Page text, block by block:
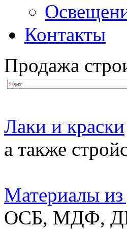
Контакты
Продажа
Лаки и краски
а также
Материалы из
ОСБ, МДФ,